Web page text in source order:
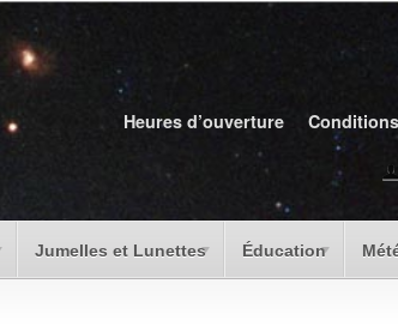
Heures d’ouverture
Jumelles et Lunettes Éducation